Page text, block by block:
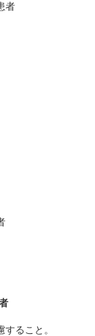
者
ること。